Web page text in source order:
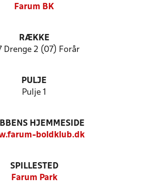
Farum BK
RÆKKE
Drenge 2 (07) Forår
PULJE
Pulje 1
HJEMMESIDE
boldklub.dk
SPILLESTED
Farum Park